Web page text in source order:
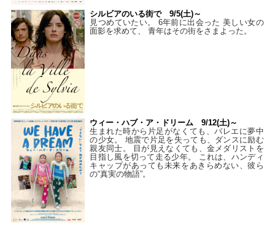
シルビアのいる街で 9/5(土)～
見つめていたい。 6年前に出会った 美しい女の
面影を求めて、 青年はその街をさまよった。
ウィー・ハブ・ア・ドリーム 9/12(土)～
生まれた時から片足がなくても、バレエに夢中
の少女。 地震で片足を失っても、ダンスに励む
親友同士。 目が見えなくても、金メダリストを
目指し風を切って走る少年。 これは、ハンディ
キャップがあっても未来をあきらめない、彼ら
の“真実の物語”。